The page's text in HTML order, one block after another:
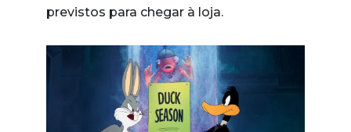
previstos para chegar à loja.